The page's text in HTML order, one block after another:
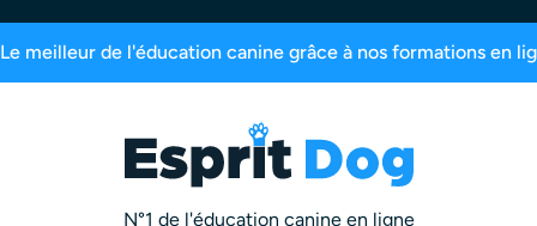
99,6% de satisfaction 2,5 millions
N°1 de l'éducation canine en ligne